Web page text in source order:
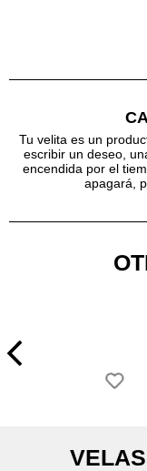
Tu velita es un
escribir un deseo,
encendida por el
apagará,